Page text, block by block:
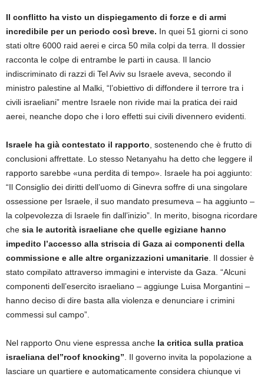
Il conflitto ha visto un dispiegamento di forze e di armi
incredibile per un periodo così breve. In quei 51 giorni ci sono
stati oltre 6000 raid aerei e circa 50 mila colpi da terra. Il dossier
racconta le colpe di entrambe le parti in causa. Il lancio
indiscriminato di razzi di Tel Aviv su Israele aveva, secondo il
ministro palestine al Malki, “l’obiettivo di diffondere il terrore tra i
civili israeliani” mentre Israele non rivide mai la pratica dei raid
aerei, neanche dopo che i loro effetti sui civili divennero evidenti.
Israele ha già contestato il rapporto, sostenendo che è frutto di
conclusioni affrettate. Lo stesso Netanyahu ha detto che leggere il
rapporto sarebbe «una perdita di tempo». Israele ha poi aggiunto:
“Il Consiglio dei diritti dell’uomo di Ginevra soffre di una singolare
ossessione per Israele, il suo mandato presumeva – ha aggiunto –
la colpevolezza di Israele fin dall’inizio”. In merito, bisogna ricordare
che sia le autorità israeliane che quelle egiziane hanno
impedito l’accesso alla striscia di Gaza ai componenti della
commissione e alle altre organizzazioni umanitarie. Il dossier è
stato compilato attraverso immagini e interviste da Gaza. “Alcuni
componenti dell’esercito israeliano – aggiunge Luisa Morgantini –
hanno deciso di dire basta alla violenza e denunciare i crimini
commessi sul campo”.
Nel rapporto Onu viene espressa anche la critica sulla pratica
israeliana del”roof knocking”. Il governo invita la popolazione a
lasciare un quartiere e automaticamente considera chiunque vi